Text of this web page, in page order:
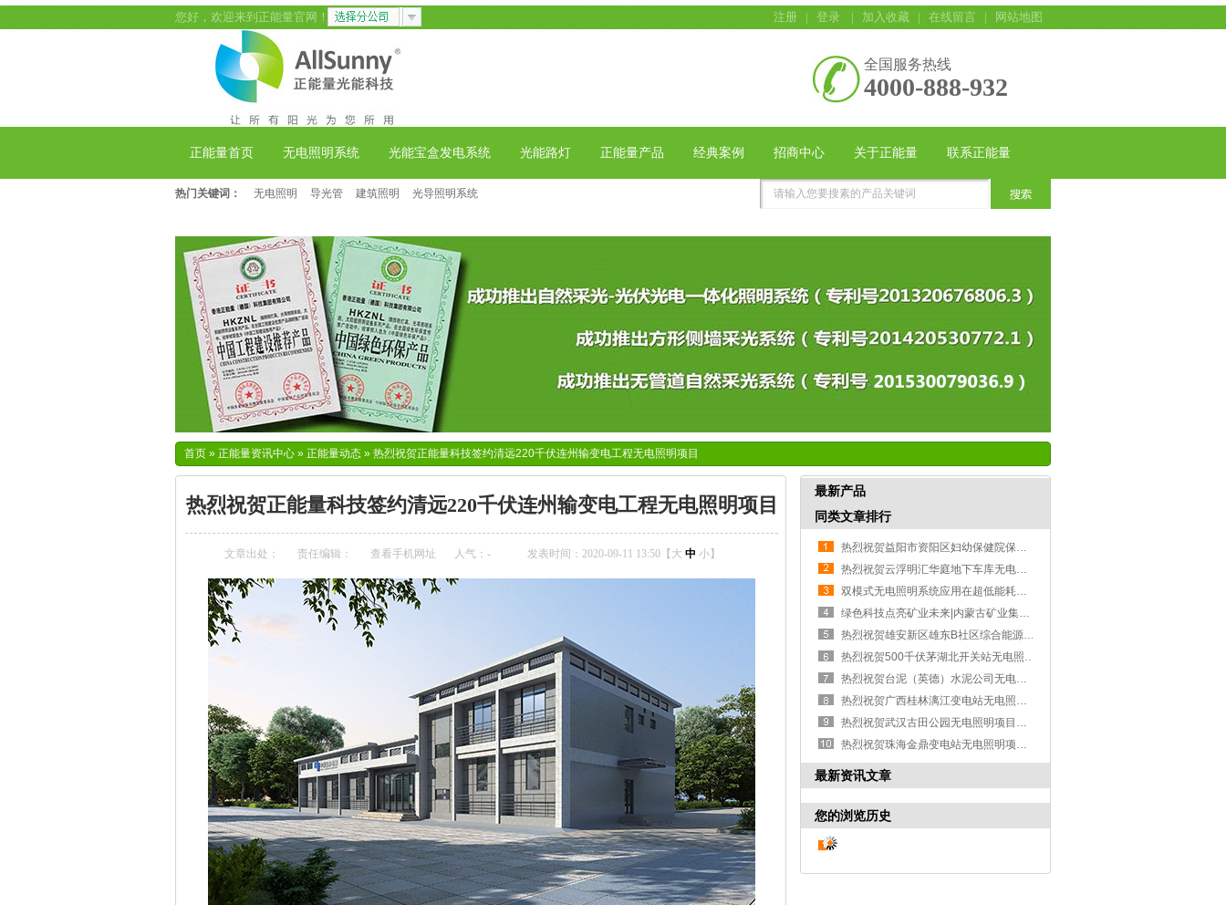
注册 | 登录 | 加入收藏 | 在线留言 | 网站地图
您好，欢迎来到正能量官网！
全国服务热线
4000-888-932
正能量首页 无电照明系统 光能宝盒发电系统 光能路灯 正能量产品 经典案例 招商中心 关于正能量 联系正能量
热门关键词： 无电照明 导光管 建筑照明 光导照明系统
首页 » 正能量资讯中心 » 正能量动态 » 热烈祝贺正能量科技签约清远220千伏连州输变电工程无电照明项目
热烈祝贺正能量科技签约清远220千伏连州输变电工程无电照明项目
文章出处： 责任编辑： 查看手机网址 人气： - 发表时间：2020-09-11 13:50【 大 中 小】
最新产品
同类文章排行
热烈祝贺益阳市资阳区妇幼保健院保健综合大楼无电照明项目成功落地
热烈祝贺云浮明汇华庭地下车库无电照明项目成功落地
双模式无电照明系统应用在超低能耗项目有什么优势？
绿色科技点亮矿业未来|内蒙古矿业集配液设施无电照明项目成功落地！
热烈祝贺雄安新区雄东B社区综合能源站无电照明项目成功落地
热烈祝贺500千伏茅湖北开关站无电照明项目成功落地
热烈祝贺台泥（英德）水泥公司无电照明项目成功落地
热烈祝贺广西桂林漓江变电站无电照明项目成功落地
热烈祝贺武汉古田公园无电照明项目成功落地！
热烈祝贺珠海金鼎变电站无电照明项目成功落地！
最新资讯文章
您的浏览历史